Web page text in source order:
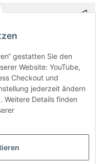
USt., zzgl.
gestatten Sie den
Website: YouTube,
Checkout und
jederzeit ändern
Weitere Details finden